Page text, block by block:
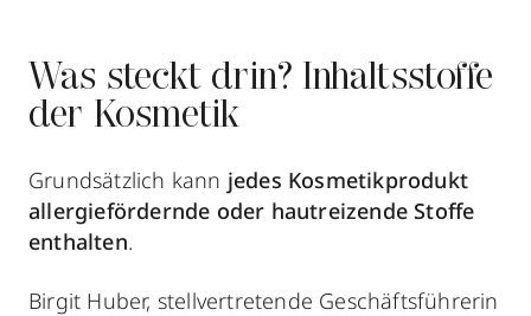
Was steckt drin? Inhaltsstoffe
der Kosmetik
Grundsätzlich kann jedes Kosmetikprodukt
allergiefördernde oder hautreizende Stoffe
enthalten.
Birgit Huber, stellvertretende Geschäftsführerin